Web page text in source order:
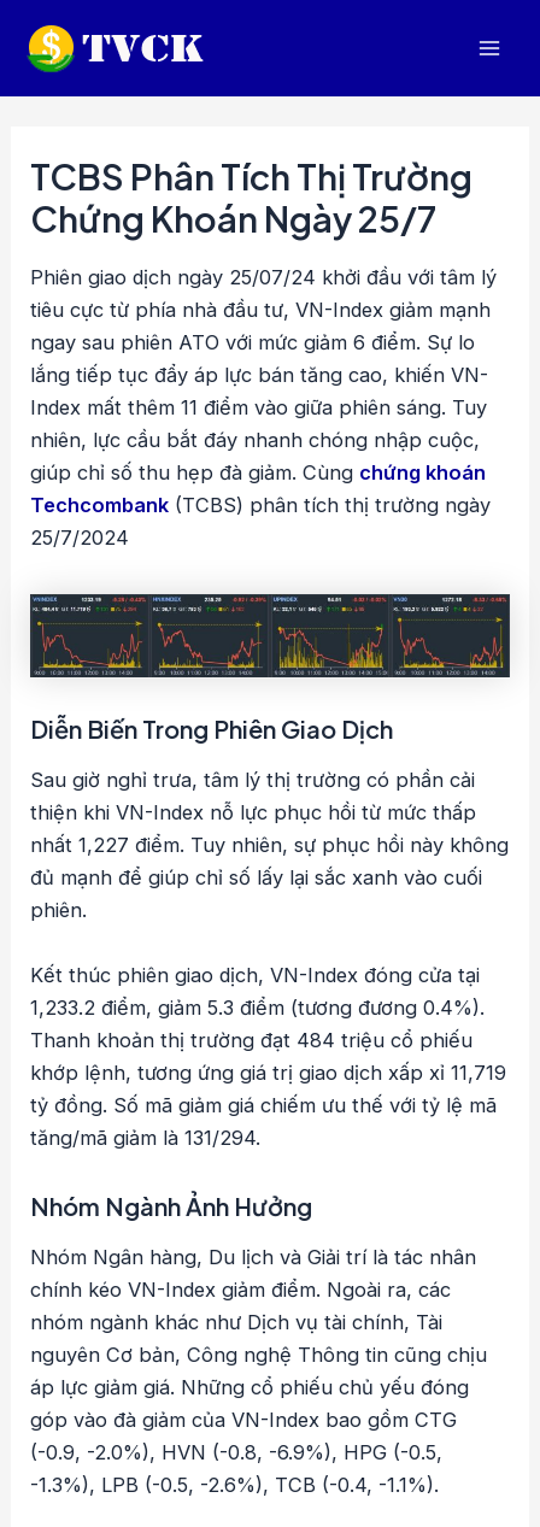
TCBS Phân Tích Thị Trường
Chứng Khoán Ngày 25/7
Phiên giao dịch ngày 25/07/24 khởi đầu với tâm lý
tiêu cực từ phía nhà đầu tư, VN-Index giảm mạnh
ngay sau phiên ATO với mức giảm 6 điểm. Sự lo
lắng tiếp tục đẩy áp lực bán tăng cao, khiến VN-
Index mất thêm 11 điểm vào giữa phiên sáng. Tuy
nhiên, lực cầu bắt đáy nhanh chóng nhập cuộc,
giúp chỉ số thu hẹp đà giảm. Cùng chứng khoán
Techcombank (TCBS) phân tích thị trường ngày
25/7/2024
Diễn Biến Trong Phiên Giao Dịch
Sau giờ nghỉ trưa, tâm lý thị trường có phần cải
thiện khi VN-Index nỗ lực phục hồi từ mức thấp
nhất 1,227 điểm. Tuy nhiên, sự phục hồi này không
đủ mạnh để giúp chỉ số lấy lại sắc xanh vào cuối
phiên.
Kết thúc phiên giao dịch, VN-Index đóng cửa tại
1,233.2 điểm, giảm 5.3 điểm (tương đương 0.4%).
Thanh khoản thị trường đạt 484 triệu cổ phiếu
khớp lệnh, tương ứng giá trị giao dịch xấp xỉ 11,719
tỷ đồng. Số mã giảm giá chiếm ưu thế với tỷ lệ mã
tăng/mã giảm là 131/294.
Nhóm Ngành Ảnh Hưởng
Nhóm Ngân hàng, Du lịch và Giải trí là tác nhân
chính kéo VN-Index giảm điểm. Ngoài ra, các
nhóm ngành khác như Dịch vụ tài chính, Tài
nguyên Cơ bản, Công nghệ Thông tin cũng chịu
áp lực giảm giá. Những cổ phiếu chủ yếu đóng
góp vào đà giảm của VN-Index bao gồm CTG
(-0.9, -2.0%), HVN (-0.8, -6.9%), HPG (-0.5,
-1.3%), LPB (-0.5, -2.6%), TCB (-0.4, -1.1%).